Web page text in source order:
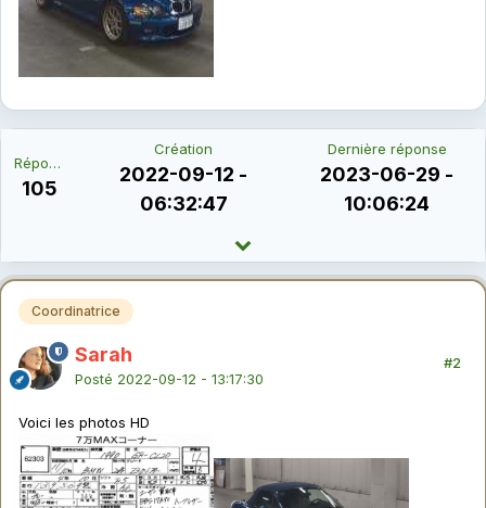
Réponses
105
Création
2022-09-12 -
06:32:47
Dernière réponse
2023-06-29 -
10:06:24
Coordinatrice
Sarah
Posté 2022-09-12 - 13:17:30
#2
Voici les photos HD